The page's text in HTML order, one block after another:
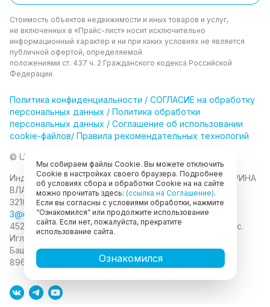
Стоимость объектов недвижимости и иных товаров и услуг,
не включенных в «Прайс-лист» носит исключительно
информационный характер и ни при каких условиях не является
публичной офертой, определяемой
положениями ст. 437 ч. 2 Гражданского кодекса Российской
Федерации.
Политика конфиденциальности / СОГЛАСИЕ на обработку
персональных данных / Политика обработки
персональных данных / Соглашение об использовании
cookie-файлов/ Правила рекомендательных технологий
© Unikor 2026
Индивидуальный предприниматель КОЛОМАСОВА ИРИНА
ВЛАДИМИРОВНАИНН 022403630403 ОГРНИП
321028000134889
3@unikor.company
452410, Республика Башкортостан, Иглинский район, с.
Иглино, ул. Вербная, д. 9
Башкортостан, город Уфа, ул. Мустая Карима, д.6
89625477020
Мы собираем файлы Cookie. Вы можете отключить
Cookie в настройках своего браузера. Подробнее
об условиях сбора и обработки Cookie на на сайте
можно прочитать здесь: (ссылка на Соглашение).
Если вы согласны с условиями обработки, нажмите
“Ознакомился” или продолжите использование
сайта. Если нет, пожалуйста, прекратите
использование сайта.
Ознакомился